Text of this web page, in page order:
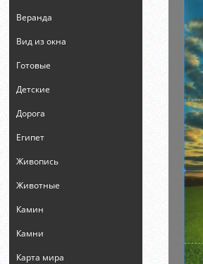
Веранда
Вид из окна
Готовые
Детские
Дорога
Египет
Живопись
Животные
Камин
Камни
Карта мира